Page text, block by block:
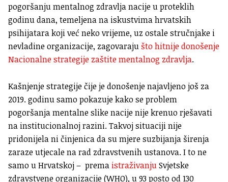
pogoršanju mentalnog zdravlja nacije u proteklih
godinu dana, temeljena na iskustvima hrvatskih
psihijatara koji već neko vrijeme, uz ostale stručnjake i
nevladine organizacije, zagovaraju što hitnije donošenje
Nacionalne strategije zaštite mentalnog zdravlja.
Kašnjenje strategije čije je donošenje najavljeno još za
2019. godinu samo pokazuje kako se problem
pogoršanja mentalne slike nacije nije krenuo rješavati
na institucionalnoj razini. Takvoj situaciji nije
pridonijela ni činjenica da su mjere suzbijanja širenja
zaraze utjecale na rad zdravstvenih ustanova. I to ne
samo u Hrvatskoj – prema istraživanjuSvjetske
zdravstvene organizacije (WHO), u 93 posto od 130